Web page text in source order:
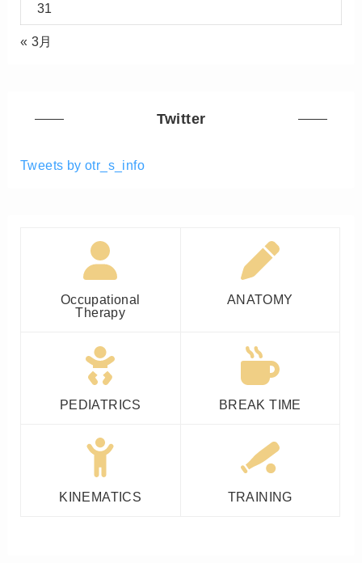
31
« 3月
Twitter
Tweets by otr_s_info
Occupational
Therapy
ANATOMY
PEDIATRICS BREAK TIME
KINEMATICS TRAINING